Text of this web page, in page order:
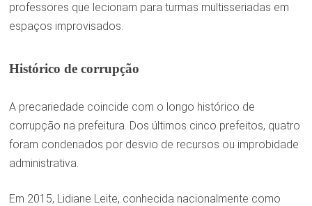
professores que lecionam para turmas multisseriadas em
espaços improvisados.
Histórico de corrupção
A precariedade coincide com o longo histórico de
corrupção na prefeitura. Dos últimos cinco prefeitos, quatro
foram condenados por desvio de recursos ou improbidade
administrativa.
Em 2015, Lidiane Leite, conhecida nacionalmente como